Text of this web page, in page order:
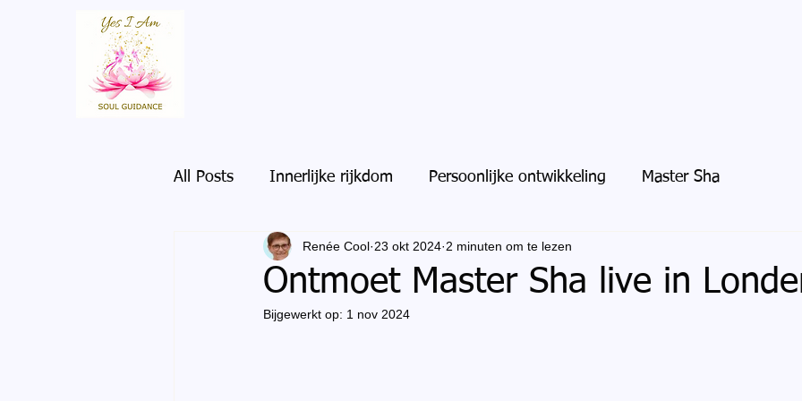
All Posts Innerlijke rijkdom Persoonlijke ontwikkeling Master Sha
Ontmoet Master Sha live in
Renée Cool 23 okt 2024 2 minuten om te lezen
Bijgewerkt op: 1 nov 2024